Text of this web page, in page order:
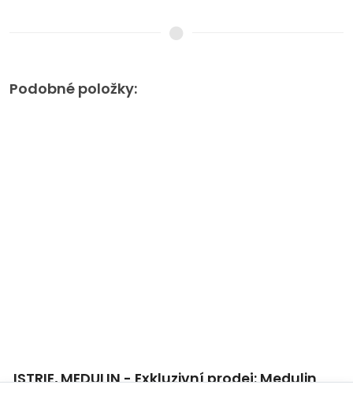
Podobné položky:
ISTRIE, MEDULIN - Exkluzivní prodej: Medulin